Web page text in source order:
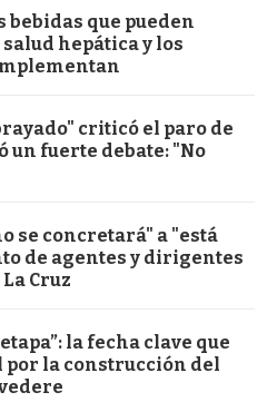
bebidas que pueden
hepática y los
criticó el paro de
un fuerte debate: "No
se concretará" a "está
de agentes y dirigentes
Cruz
la fecha clave que
la construcción del